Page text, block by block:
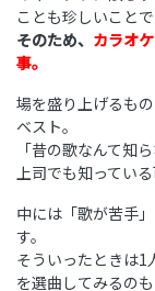
ことも珍しいこと
そのため、 カラオ
事。
場を盛り上げるも
ベスト。
「昔の歌なんて知
上司でも知ってい
中には「歌が苦手
す。
そういったときは1
を選曲してみるの